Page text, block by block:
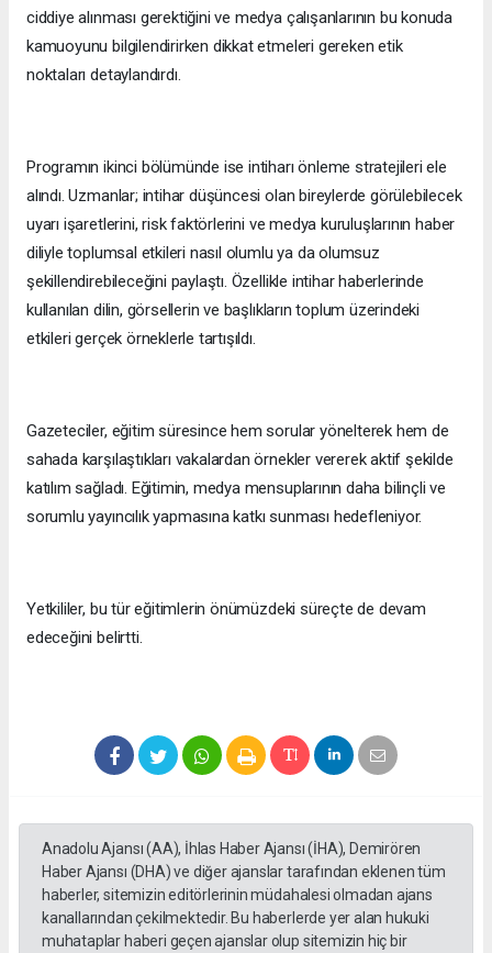
ciddiye alınması gerektiğini ve medya çalışanlarının bu konuda
kamuoyunu bilgilendirirken dikkat etmeleri gereken etik
noktaları detaylandırdı.
Programın ikinci bölümünde ise intiharı önleme stratejileri ele
alındı. Uzmanlar; intihar düşüncesi olan bireylerde görülebilecek
uyarı işaretlerini, risk faktörlerini ve medya kuruluşlarının haber
diliyle toplumsal etkileri nasıl olumlu ya da olumsuz
şekillendirebileceğini paylaştı. Özellikle intihar haberlerinde
kullanılan dilin, görsellerin ve başlıkların toplum üzerindeki
etkileri gerçek örneklerle tartışıldı.
Gazeteciler, eğitim süresince hem sorular yönelterek hem de
sahada karşılaştıkları vakalardan örnekler vererek aktif şekilde
katılım sağladı. Eğitimin, medya mensuplarının daha bilinçli ve
sorumlu yayıncılık yapmasına katkı sunması hedefleniyor.
Yetkililer, bu tür eğitimlerin önümüzdeki süreçte de devam
edeceğini belirtti.
Anadolu Ajansı (AA), İhlas Haber Ajansı (İHA), Demirören
Haber Ajansı (DHA) ve diğer ajanslar tarafından eklenen tüm
haberler, sitemizin editörlerinin müdahalesi olmadan ajans
kanallarından çekilmektedir. Bu haberlerde yer alan hukuki
muhataplar haberi geçen ajanslar olup sitemizin hiç bir